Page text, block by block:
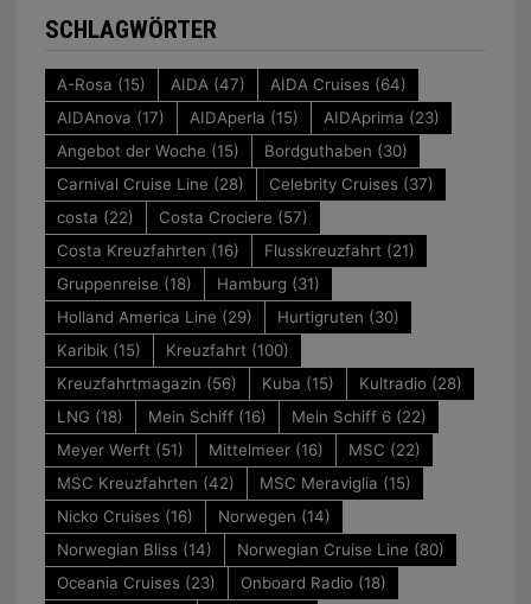
SCHLAGWÖRTER
A-Rosa (15) AIDA (47) AIDA Cruises (64)
AIDAnova (17) AIDAperla (15) AIDAprima (23)
Angebot der Woche (15) Bordguthaben (30)
Carnival Cruise Line (28) Celebrity Cruises (37)
costa (22) Costa Crociere (57)
Costa Kreuzfahrten (16) Flusskreuzfahrt (21)
Gruppenreise (18) Hamburg (31)
Holland America Line (29) Hurtigruten (30)
Karibik(15) Kreuzfahrt (100)
Kreuzfahrtmagazin (56) Kuba (15) Kultradio(28)
LNG (18) Mein Schiff(16) Mein Schiff 6(22)
Meyer Werft (51) Mittelmeer(16) MSC (22)
MSC Kreuzfahrten (42) MSC Meraviglia (15)
Nicko Cruises (16) Norwegen (14)
Norwegian Bliss (14) Norwegian Cruise Line (80)
Oceania Cruises (23) Onboard Radio(18)